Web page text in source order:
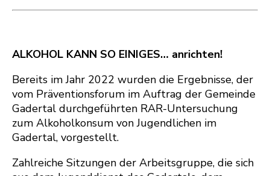
ALKOHOL KANN SO EINIGES… anrichten!
Bereits im Jahr 2022 wurden die Ergebnisse, der
vom Präventionsforum im Auftrag der Gemeinde
Gadertal durchgeführten RAR-Untersuchung
zum Alkoholkonsum von Jugendlichen im
Gadertal, vorgestellt.
Zahlreiche Sitzungen der Arbeitsgruppe, die sich